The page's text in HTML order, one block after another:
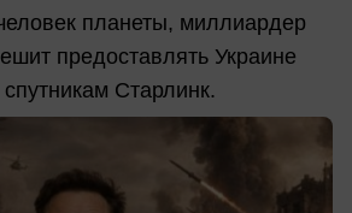
планеты, миллиардер
предоставлять Украине
Старлинк.